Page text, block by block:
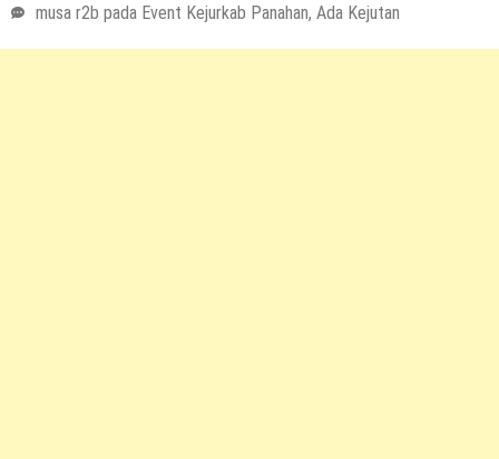
musa r2b pada Event Kejurkab Panahan, Ada Kejutan